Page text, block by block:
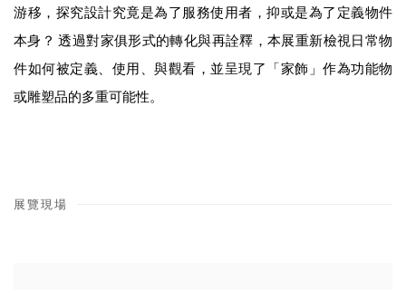
游移，探究設計究竟是為了服務使用者，抑或是為了定義物件
本身？ 透過對家俱形式的轉化與再詮釋，本展重新檢視日常物
件如何被定義、使用、與觀看，並呈現了「家飾」作為功能物
或雕塑品的多重可能性。
展覽現場